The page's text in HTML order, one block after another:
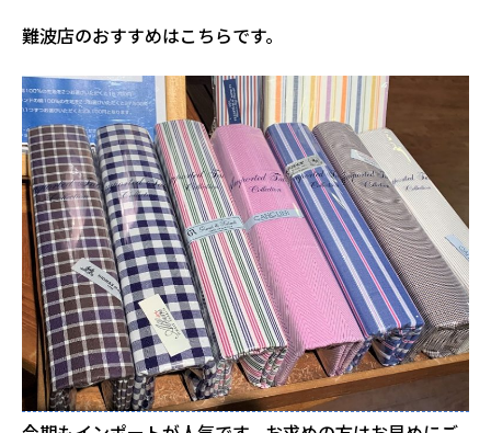
難波店のおすすめはこちらです。